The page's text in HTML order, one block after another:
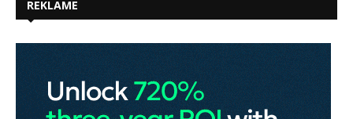
REKLAME